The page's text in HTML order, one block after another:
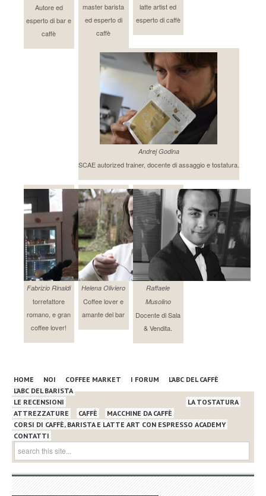
Autore ed
esperto di bar e
caffè
master barista
ed esperto di
caffè
latte artist ed
esperto di caffè
Andrej Godina
SCAE autorized trainer, docente di assaggio e tostatura.
Fabrizio Rinaldi
torrefattore
romano, e gran
coffee lover!
Helena Oliviero
Coffee lover e
amante del bar
Raffaele
Musolino
Docente di Sala
& Vendita.
HOME NOI COFFEE MARKET I FORUM
L’ABC DEL CAFFÈ
L’ABC DEL BARISTA
LE RECENSIONI
ATTREZZATURE
CAFFÈ MACCHINE DA CAFFÈ
LA TOSTATURA
CORSI DI CAFFÈ, BARISTA E LATTE ART CON ESPRESSO ACADEMY
CONTATTI